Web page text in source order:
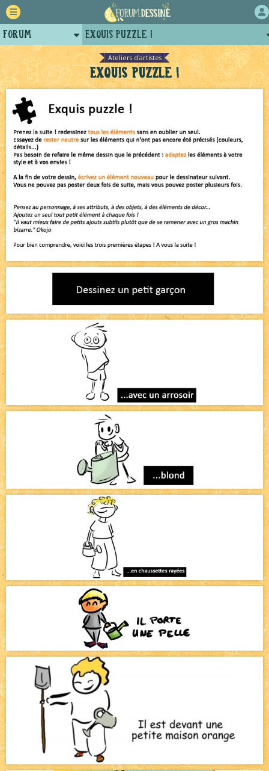
Ateliers d'artistes
Exquis puzzle !
Forum
Retour
Auteurs
Projets
Tutoriels
Exquis puzzle !
Le Jeu du Trône New Romance – 19h
NEW
Le Jeu du Trône New Romance – Généalogie NEW
Décors et coulisses
Tomodachi loves - part.2 NEW
Bienvenue aux nouvell.eaux !
Bavardages NEW
Bazar NEW
Le Jeu du Trône – Fanarts NEW
Échecs NEW
Le Château Noir - Coulisses NEW
Pique-nique d'été NEW
Beyond the cliff (suite)
Le Jeu du Trône – Généalogie